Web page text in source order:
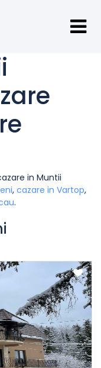
in Muntii
, cazare in Vartop,
.